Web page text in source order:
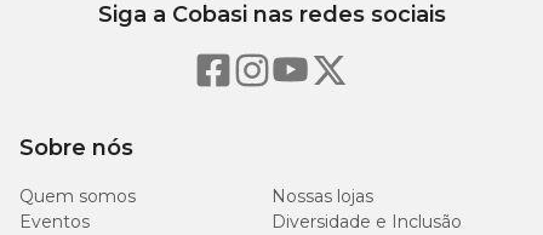
Mat. Mineral (máx.) 16g/kg
Energia Metabolizável
Sobre nós
Quem somos
Nossas lojas
Eventos
Diversidade e Inclusão
Siga a Cobasi nas redes sociais